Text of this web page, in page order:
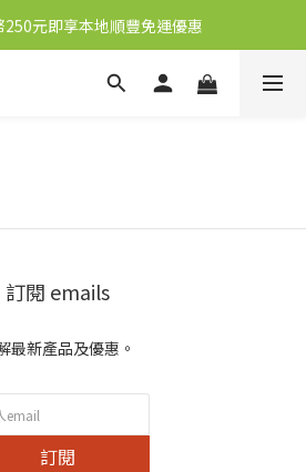
員送10元購物金
250元即享本地順豐免運優惠
會員送10元購物金
訂閱 emails
最新產品及優惠。
訂閱